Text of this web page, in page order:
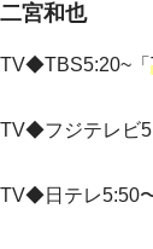
二宮和也
TV◆TBS5:20~「
TV◆フジテレビ
TV◆日テレ5:50